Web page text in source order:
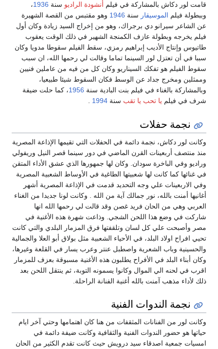
قامت لور دكاش بالمشاركة في فيلم أنشودة الراديو سنة 1936،
وببطولة فيلم الموسيقار سنة 1946 وهو مقتبس من القصة الشهيرة
عن الشاعر سيرانو دي برجراك، وهو من إخراج السيد زيادة وكان أول
فيلم يخرجه وبطولة عازف الكمنجة الشهير في ذلك الوقت يعقوب
طاتيوس وإنتاج الأديب إبراهيم رمزي، سقط الفيلم سقوطا مدويا وكان
سببا في أن تعتزل لور السينما تماما وقالت لي رحمها الله، ان سبب
سقوط الفيلم هو تفكك السيناريو وكان كل من فيه من عاملين فنيين
وممثلين ومخرج جداد عن الوسط فكان السقوط شيئا طبيعيا،
وبالمشاركة بالغناء في فيلم بنت البادية سنة 1956، كما حلت ضيفة
شرف في فيلم يا تحب يا تقب سنة 1994
نجمة حفلات
وكانت لور دكاش، نجمة دائمة في الحفلات التي تقيمها الإذاعة المصرية
منذ منتصف أربعينات القرن الماضي في دور سينما قصر النيل وريفولي
وراديو وفي الباخرة سودان. وكان لها جمهورها الذي عشق الأداء المتقن
في غنائها كما كانت لها شعبيتها الطاغية في الأوساط الشعبية المصرية
وفي الاربعينات علي وجه التحديد قدمت في الإذاعة المصرية أشهر
أغانيها أمنت بالله، نور جمالك آية من الله . وكانت لونا جديدا من الغناء
العربي وهي من الحان فريد غصن وقد قالت لي رحمها الله انها
شاركت في وضع هذا اللحن الشجي. وذاعت شهرة هذه الأغنية في
مصر وأصبحت علي كل لسان وتلقفتها فرق المزمار البلدي والتي كانت
تحيي افراح اولاد البلد، في الأحياء الشعبية مثل بولاق أبو العلا والجمالية
والحسينية وباب الشعرية واصطبل عنتر وعرب يسار في القلعة وغيرها،
وكان أبناء البلد في الأفراح يطلبون هذه الأغنية مسبوقة بعزف للمزمار
اقرب في لحنه الي الموال وكانوا يسمونه التوبة، ثم ينتقل اللحن بعد
ذلك لأداء مذهب آمنت بالله أغنية الفنانة الراحلة.
نجمة الندوات الفنية
وكانت لور من الفنانات المثقفات من هنا كان اهتمامها وحتي آخر ايام
حياتها هو حضور الندوات الفنية والثقافية وكانت ضيفة دائمة في
امسيات جمعية اصدقاء سيد درويش حيث كانت تقدم الكثير من الحان